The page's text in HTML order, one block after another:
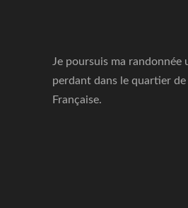
Je poursuis ma randonnée
perdant dans le quartier de
Française.